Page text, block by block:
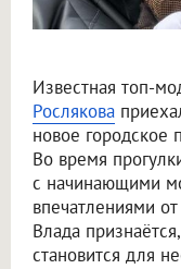
Известная топ-
Рослякова
новое городское
Во время
с начинающими
впечатлениями
Влада
становится для